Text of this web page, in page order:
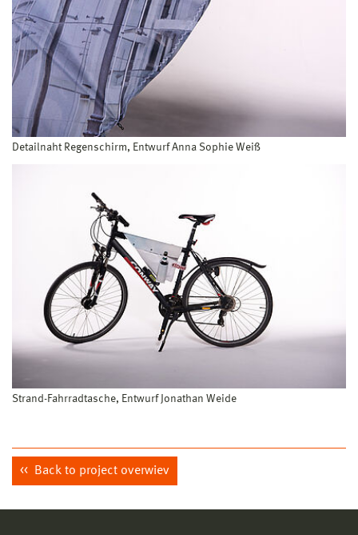
Detailnaht Regenschirm, Entwurf Anna Sophie Weiß
Strand-Fahrradtasche, Entwurf Jonathan Weide
Back to project overwiev